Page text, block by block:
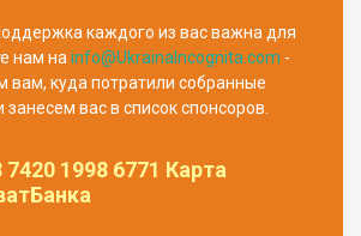
каждого из вас важна для
нам на info@UkrainaIncognita.com -
вам, куда потратили собранные
занесем вас в список спонсоров.
7420 1998 6771 Карта